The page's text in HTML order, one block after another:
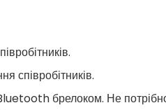
співробітників.
брелоком. Не потрібно